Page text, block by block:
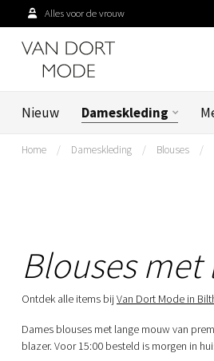
Alles voor de vrouw
Nieuw Dameskleding
Home / Dameskleding / Blouses /
Blouses
Ontdek alle items bij Van Dort Mode in
Dames blouses met lange mouw van
blazer. Voor 15:00 besteld is morgen in